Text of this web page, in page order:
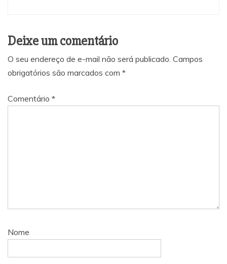
Deixe um comentário
O seu endereço de e-mail não será publicado. Campos
obrigatórios são marcados com *
Comentário *
Nome